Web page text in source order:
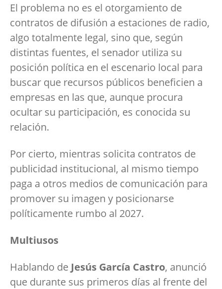
El problema no es el otorgamiento de
contratos de difusión a estaciones de radio,
algo totalmente legal, sino que, según
distintas fuentes, el senador utiliza su
posición política en el escenario local para
buscar que recursos públicos beneficien a
empresas en las que, aunque procura
ocultar su participación, es conocida su
relación.
Por cierto, mientras solicita contratos de
publicidad institucional, al mismo tiempo
paga a otros medios de comunicación para
promover su imagen y posicionarse
políticamente rumbo al 2027.
Multiusos
Hablando de Jesús García Castro, anunció
que durante sus primeros días al frente del